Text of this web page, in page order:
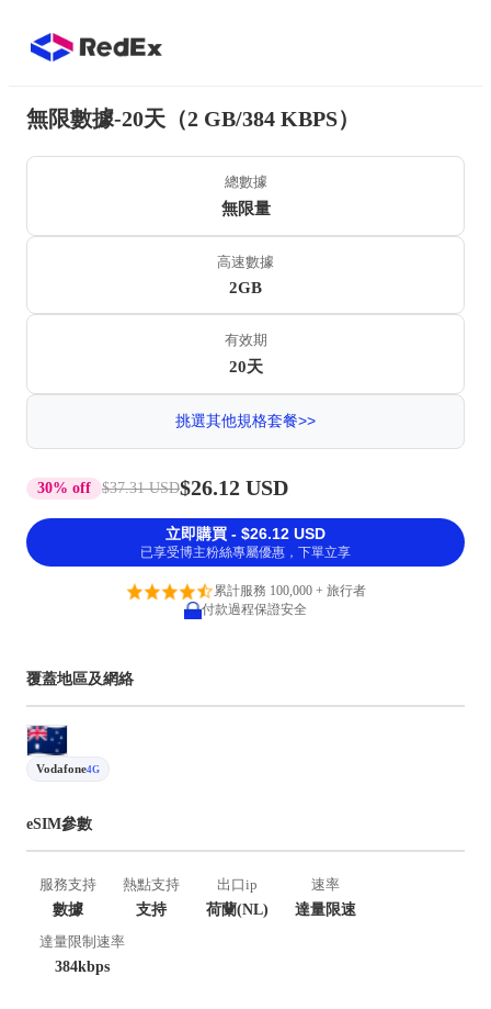
無限數據-20天（2 GB/384 KBPS）
總數據
無限量
高速數據
2GB
有效期
20天
挑選其他規格套餐>>
30% off $37.31 USD$26.12 USD
立即購買 - $26.12 USD
已享受博主粉絲專屬優惠，下單立享
累計服務 100,000 + 旅行者
付款過程保證安全
覆蓋地區及網絡
Vodafone4G
eSIM參數
服務支持
數據
熱點支持
支持
出口ip
荷蘭(NL)
速率
達量限速
達量限制速率
384kbps